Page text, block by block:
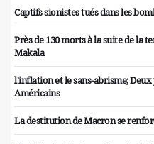
Captifs sionistes tués dans les
Près de 130 morts à la suite de la
Makala
l'inflation et le sans-abrisme;
Américains
La destitution de Macron se